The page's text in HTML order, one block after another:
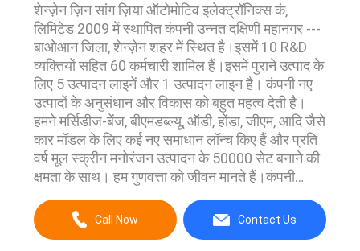
शेन्ज़ेन ज़िन सांग ज़िया ऑटोमोटिव इलेक्ट्रॉनिक्स कं,
लिमिटेड 2009 में स्थापित कंपनी उन्नत दक्षिणी महानगर ---
बाओआन जिला, शेन्ज़ेन शहर में स्थित है।इसमें 10 R&D
व्यक्तियों सहित 60 कर्मचारी शामिल हैं।इसमें पुराने उत्पाद के
लिए 5 उत्पादन लाइनें और 1 उत्पादन लाइन है। कंपनी नए
उत्पादों के अनुसंधान और विकास को बहुत महत्व देती है।
हमने मर्सिडीज-बेंज, बीएमडब्ल्यू, ऑडी, होंडा, जीएम, आदि जैसे
कार मॉडल के लिए कई नए समाधान लॉन्च किए हैं और प्रति
वर्ष मूल स्क्रीन मनोरंजन उत्पादन के 50000 सेट बनाने की
क्षमता के साथ। हम गुणवत्ता को जीवन मानते हैं।कंपनी
...
Call Now Contact Us